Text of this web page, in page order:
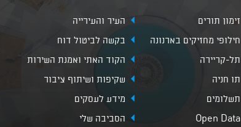
זימון תורים
העיר והעירייה
חילופי מחזיקים בארנונה
בקשה לביטול דוח
תל-קריירה
הקוד האתי ואמנת השירות
תו חניה
שקיפות ושיתוף ציבור
תשלומים
מידע לעסקים
Open Data
הסביבה שלי